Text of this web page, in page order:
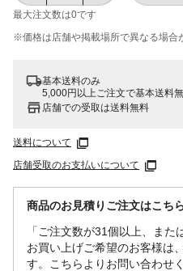
最大注文数は0です
※価格は​店舗や​掲載場所で​異なる​場合
基本送料のみ
5,000円以上ご注文で基本送料
店舗での受取は送料無料
送料について
店舗受取のお支払いについて
商品のお見積りご注文はこち
「ご注文数が31個以上、ま
お買い上げご希望のお客様は
す。こちらよりお問い合わせ